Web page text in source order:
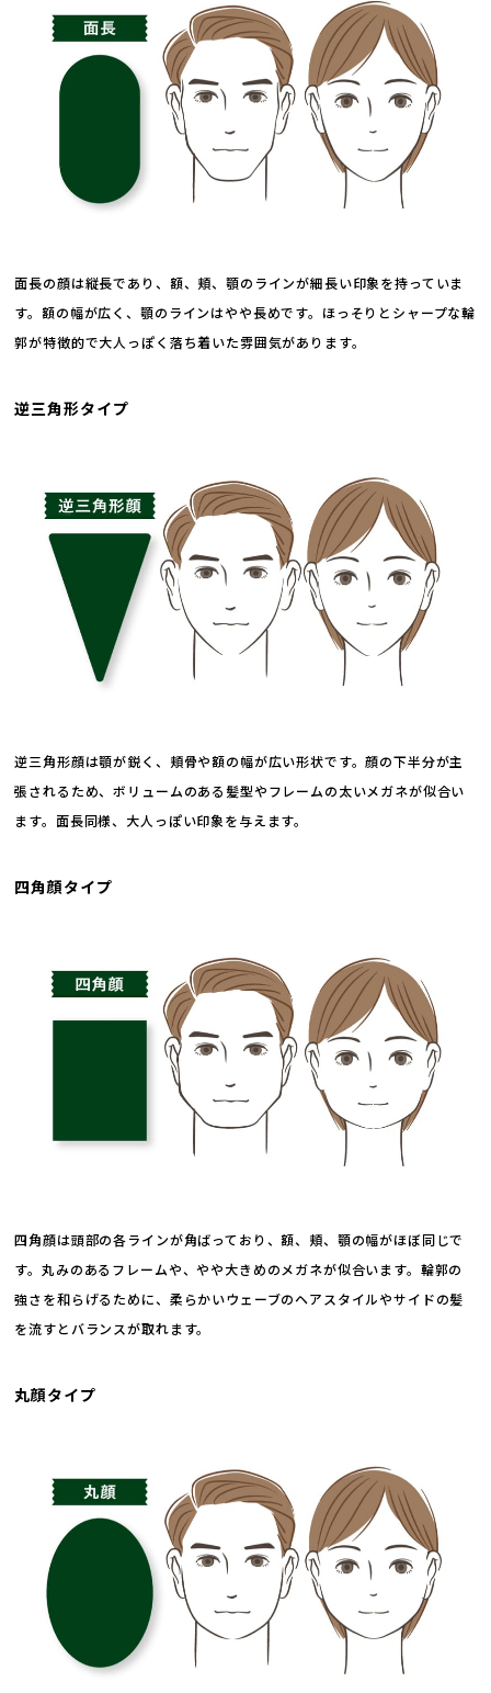
面長の顔は縦長であり、額、頬、顎のラインが細長い印象を持っていま
す。額の幅が広く、顎のラインはやや長めです。ほっそりとシャープな輪
郭が特徴的で大人っぽく落ち着いた雰囲気があります。
逆三角形タイプ
逆三角形顔は顎が鋭く、頬骨や額の幅が広い形状です。顔の下半分が主
張されるため、ボリュームのある髪型やフレームの太いメガネが似合い
ます。面長同様、大人っぽい印象を与えます。
四角顔タイプ
四角顔は頭部の各ラインが角ばっており、額、頬、顎の幅がほぼ同じで
す。丸みのあるフレームや、やや大きめのメガネが似合います。輪郭の
強さを和らげるために、柔らかいウェーブのヘアスタイルやサイドの髪
を流すとバランスが取れます。
丸顔タイプ